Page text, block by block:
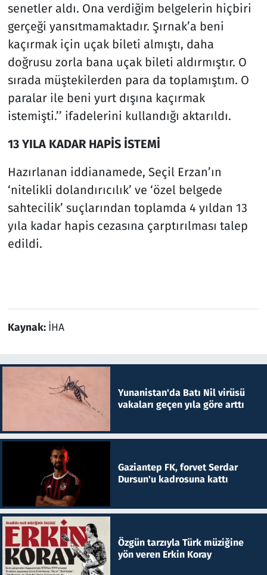
senetler aldı. Ona verdiğim belgelerin hiçbiri
gerçeği yansıtmamaktadır. Şırnak’a beni
kaçırmak için uçak bileti almıştı, daha
doğrusu zorla bana uçak bileti aldırmıştır. O
sırada müştekilerden para da toplamıştım. O
paralar ile beni yurt dışına kaçırmak
istemişti.’’ ifadelerini kullandığı aktarıldı.
13 YILA KADAR HAPİS İSTEMİ
Hazırlanan iddianamede, Seçil Erzan’ın
‘nitelikli dolandırıcılık’ ve ‘özel belgede
sahtecilik’ suçlarından toplamda 4 yıldan 13
yıla kadar hapis cezasına çarptırılması talep
edildi.
Kaynak: İHA
Yunanistan'da Batı Nil virüsü
vakaları geçen yıla göre arttı
Gaziantep FK, forvet Serdar
Dursun'u kadrosuna kattı
Özgün tarzıyla Türk müziğine
yön veren Erkin Koray